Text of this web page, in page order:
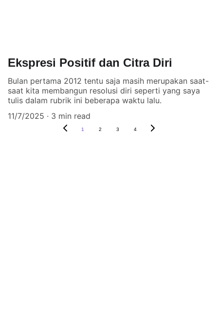
Ekspresi Positif dan Citra Diri
Bulan pertama 2012 tentu saja masih merupakan saat-
saat kita membangun resolusi diri seperti yang saya
tulis dalam rubrik ini beberapa waktu lalu.
11/7/2025
3 min read
1 2 3 4